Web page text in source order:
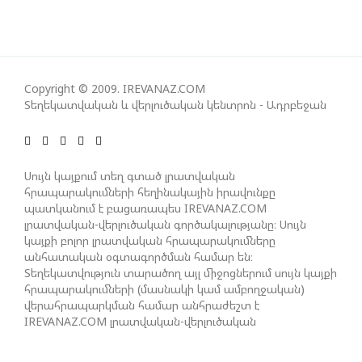
ՄԻԽԵԻԼ ԿԱՎԵԼԱՇՎԻԼԻ. ԱԴՐԲԵՋԱՆԸ, ԹՈՒՐՔԻԱՆ,
ՉԻՆԱՍՏԱՆԸ ԲԱՐՁՐ ԵՆ ԳՆԱՀԱՏՈՒՄ ՎՐԱՍՏԱՆԻ
ՉԵՉԵԼԱՇՎԻԼԻՆ ԱԴՐԲԵՋԱՆ-ԳԵՐՄԱՆԻԱ ԵՐԿԿՈՂՄ
ՌԱԶՄԱՎԱՐԱԿԱՆ ԳՈՐԾԸՆԿԵՐՈՒԹՅԱՆ ՄԱՍԻՆ
ՈՒԿՐԱԻՆԱՅՈՒՄ ԱԴՐԲԵՋԱՆԱԿԱՆ ՍՓՅՈՒՌՔԻ
ԱԿՏԻՎԻՍՏԻ ՈՐԴԻՆ ՆՇԱՆԱԿՎԵԼ Է ԿԻևԻ ՄԱՐԶԻ
ՆԱՀԱՆԳԱՊԵՏ
Copyright © 2009. IREVANAZ.COM
Տեղեկատվական և վերլուծական կենտրոն - Ադրբեջան
Սույն կայքում տեղ գտած լրատվական
հրապարակումների հեղինակային իրավունքը
պատկանում է բացառապես IREVANAZ.COM
լրատվական-վերլուծական գործակալությանը։ Սույն
կայքի բոլոր լրատվական հրապարակումները
անհատական օգտագործման համար են։
Տեղեկատվություն տարածող այլ միջոցներում սույն կայքի
հրապարակումների (մասնակի կամ ամբողջական)
վերահրապարկման համար անհրաժեշտ է
IREVANAZ.COM լրատվական-վերլուծական